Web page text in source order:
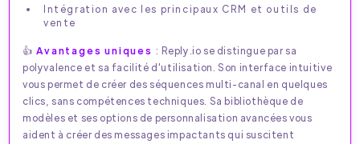
Intégration avec les principaux CRM et outils de
vente
👍 Avantages uniques : Reply.io se distingue par sa
polyvalence et sa facilité d'utilisation. Son interface intuitive
vous permet de créer des séquences multi-canal en quelques
clics, sans compétences techniques. Sa bibliothèque de
modèles et ses options de personnalisation avancées vous
aident à créer des messages impactants qui suscitent